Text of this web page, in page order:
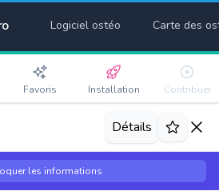
Logiciel ostéo Carte des
Favoris Installation Contribuer
Détails
les informations